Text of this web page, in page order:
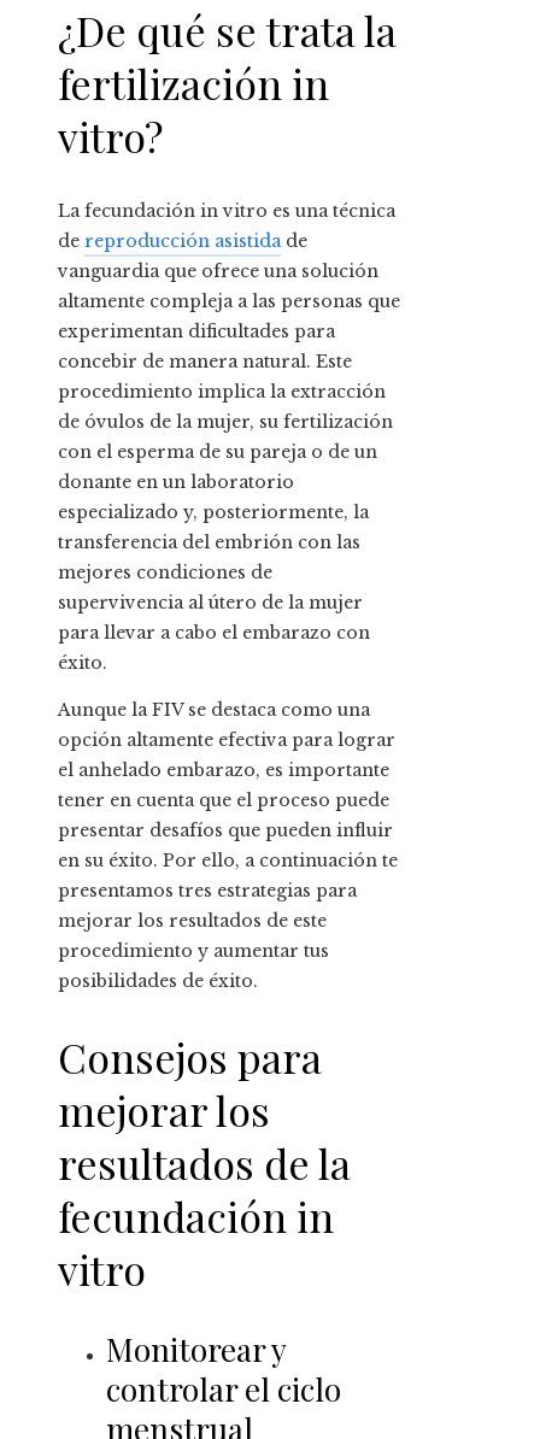
¿De qué se trata la
fertilización in
vitro?
La fecundación in vitro es una técnica
de reproducción asistidade
vanguardia que ofrece una solución
altamente compleja a las personas que
experimentan dificultades para
concebir de manera natural. Este
procedimiento implica la extracción
de óvulos de la mujer, su fertilización
con el esperma de su pareja o de un
donante en un laboratorio
especializado y, posteriormente, la
transferencia del embrión con las
mejores condiciones de
supervivencia al útero de la mujer
para llevar a cabo el embarazo con
éxito.
Aunque la FIV se destaca como una
opción altamente efectiva para lograr
el anhelado embarazo, es importante
tener en cuenta que el proceso puede
presentar desafíos que pueden influir
en su éxito. Por ello, a continuación te
presentamos tres estrategias para
mejorar los resultados de este
procedimiento y aumentar tus
posibilidades de éxito.
Consejos para
mejorar los
resultados de la
fecundación in
vitro
Monitorear y
controlar el ciclo
menstrual